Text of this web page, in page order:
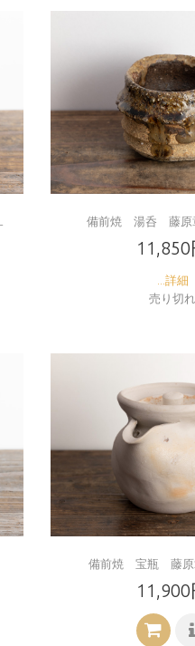
備前焼 湯呑 藤原
11,850
...詳細
売り切れ
備前焼 宝瓶 藤原
11,900